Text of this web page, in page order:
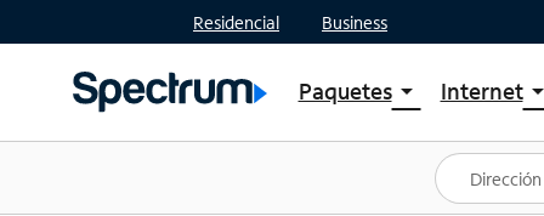
Residencial Business
Paquetesarrow_drop_down
Ver paquetes
Spectrum One
Internetarrow_drop_down
Planes